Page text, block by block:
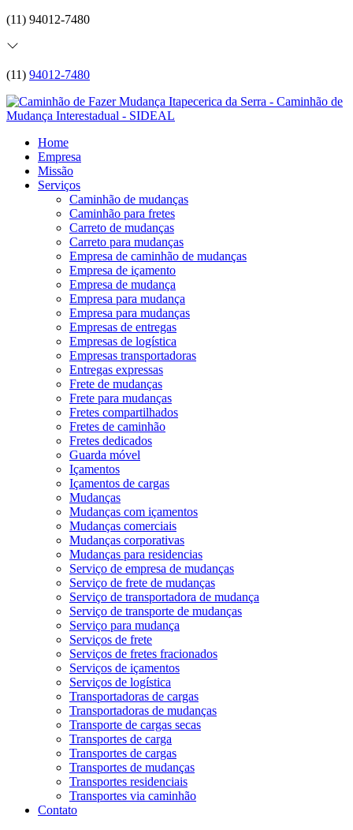
(11) 94012-7480
(11) 94012-7480
Home
Empresa
Missão
Serviços
Caminhão de mudanças
Caminhão para fretes
Carreto de mudanças
Carreto para mudanças
Empresa de caminhão de mudanças
Empresa de içamento
Empresa de mudança
Empresa para mudança
Empresa para mudanças
Empresas de entregas
Empresas de logística
Empresas transportadoras
Entregas expressas
Frete de mudanças
Frete para mudanças
Fretes compartilhados
Fretes de caminhão
Fretes dedicados
Guarda móvel
Içamentos
Içamentos de cargas
Mudanças
Mudanças com içamentos
Mudanças comerciais
Mudanças corporativas
Mudanças para residencias
Serviço de empresa de mudanças
Serviço de frete de mudanças
Serviço de transportadora de mudança
Serviço de transporte de mudanças
Serviço para mudança
Serviços de frete
Serviços de fretes fracionados
Serviços de içamentos
Serviços de logística
Transportadoras de cargas
Transportadoras de mudanças
Transporte de cargas secas
Transportes de carga
Transportes de cargas
Transportes de mudanças
Transportes residenciais
Transportes via caminhão
Contato